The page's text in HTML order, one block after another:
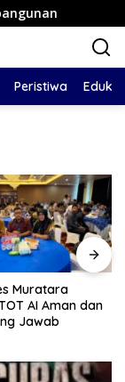
Diduga
Peristiwa
Muratara
AI Aman dan
Jawab